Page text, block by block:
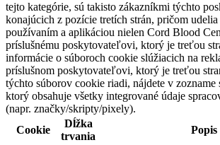
tejto kategórie, sú takisto zákazníkmi týchto
konajúcich z pozície tretích strán, pričom udelia
používaním a aplikáciou nielen Cord Blood
príslušnému poskytovateľovi, ktorý je treťou
informácie o súboroch cookie slúžiacich na
príslušnom poskytovateľovi, ktorý je treťou
týchto súborov cookie riadi, nájdete v zozname
ktorý obsahuje všetky integrované údaje
(napr. značky/skripty/pixely).
Cookie
Dĺžka
trvania
Popis